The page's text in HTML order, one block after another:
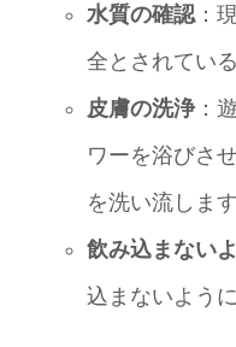
水質の確認：
全とされてい
皮膚の洗浄：
ワーを浴びさ
を洗い流します
飲み込まない
込まないよう